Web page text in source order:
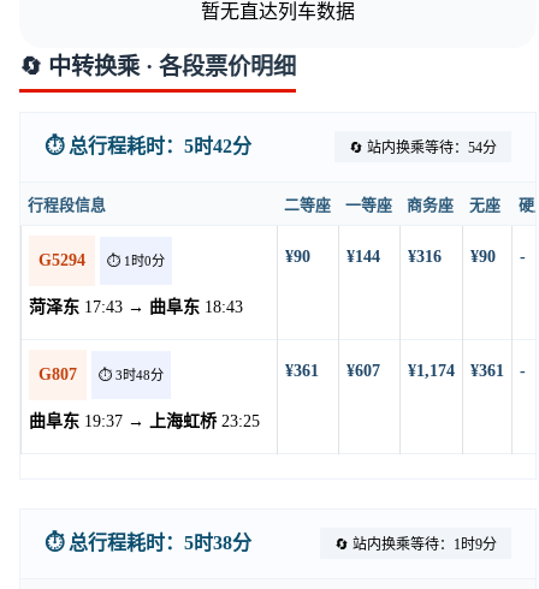
暂无直达列车数据
🔄 中转换乘 · 各段票价明细
⏱️ 总行程耗时：5时42分 🔄 站内换乘等待：54分
行程段信息 二等座 一等座 商务座 无座 硬
G5294 ⏱️ 1时0分
菏泽东 17:43 → 曲阜东 18:43
¥90 ¥144 ¥316 ¥90 -
G807 ⏱️ 3时48分
曲阜东 19:37 → 上海虹桥23:25
¥361 ¥607 ¥1,174 ¥361 -
⏱️ 总行程耗时：5时38分 🔄 站内换乘等待：1时9分